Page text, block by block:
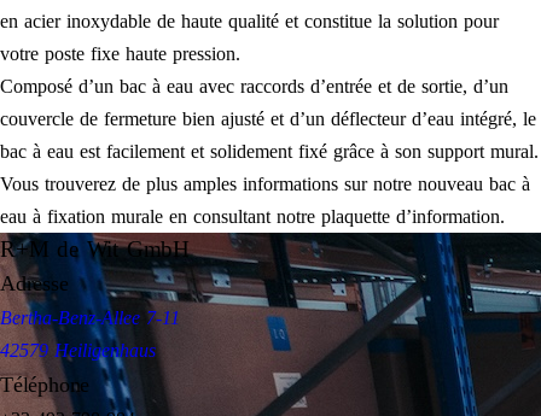
en acier inoxydable de haute qualité et constitue la solution pour
votre poste fixe haute pression.
Composé d’un bac à eau avec raccords d’entrée et de sortie, d’un
couvercle de fermeture bien ajusté et d’un déflecteur d’eau intégré, le
bac à eau est facilement et solidement fixé grâce à son support mural.
Vous trouverez de plus amples informations sur notre nouveau bac à
eau à fixation murale en consultant notre plaquette d’information.
R+M de Wit GmbH
Adresse
Bertha-Benz-Allee 7-11
42579 Heiligenhaus
Téléphone